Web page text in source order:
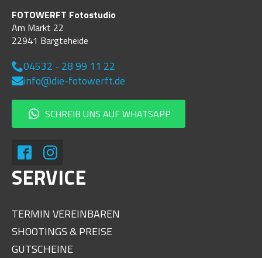
FOTOWERFT Fotostudio
Am Markt 22
22941 Bargteheide
04532 - 28 99 11 22
info@die-fotowerft.de
SCHREIB UNS AUF WHATSAPP
SERVICE
TERMIN VEREINBAREN
SHOOTINGS & PREISE
GUTSCHEINE